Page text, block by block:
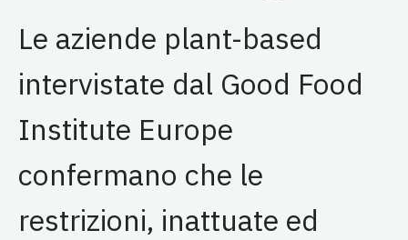
Le aziende plant-based
intervistate dal Good Food
Institute Europe
confermano che le
restrizioni, inattuate ed